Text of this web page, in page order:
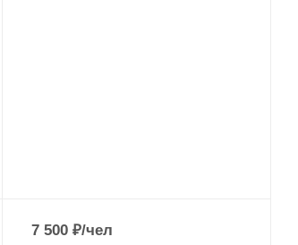
7 500 ₽/чел